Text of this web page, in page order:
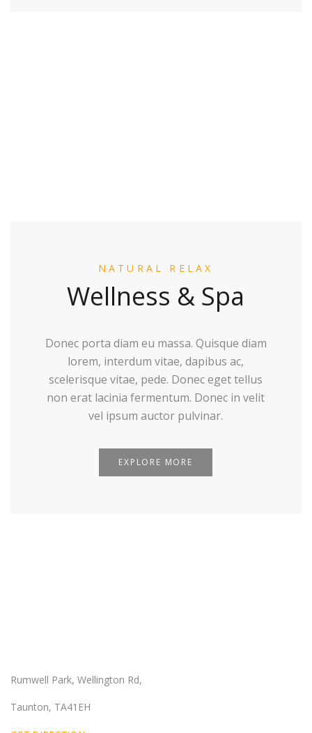
NATURAL RELAX
Wellness & Spa
Donec porta diam eu massa. Quisque diam
lorem, interdum vitae, dapibus ac,
scelerisque vitae, pede. Donec eget tellus
non erat lacinia fermentum. Donec in velit
vel ipsum auctor pulvinar.
EXPLORE MORE
Rumwell Park, Wellington Rd,
Taunton, TA41EH